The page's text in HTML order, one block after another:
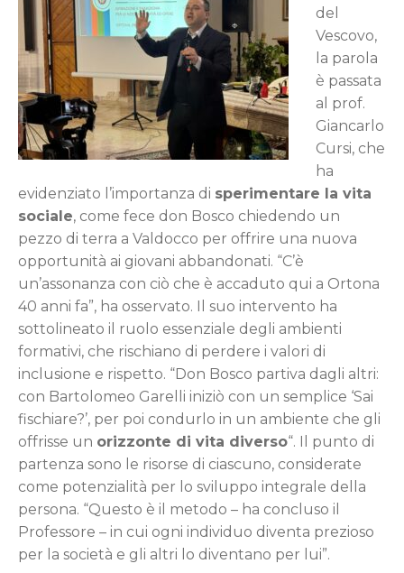
del
Vescovo,
la parola
è passata
al prof.
Giancarlo
Cursi, che
ha
evidenziato l’importanza di sperimentare la vita
sociale, come fece don Bosco chiedendo un
pezzo di terra a Valdocco per offrire una nuova
opportunità ai giovani abbandonati. “C’è
un’assonanza con ciò che è accaduto qui a Ortona
40 anni fa”, ha osservato. Il suo intervento ha
sottolineato il ruolo essenziale degli ambienti
formativi, che rischiano di perdere i valori di
inclusione e rispetto. “Don Bosco partiva dagli altri:
con Bartolomeo Garelli iniziò con un semplice ‘Sai
fischiare?’, per poi condurlo in un ambiente che gli
offrisse un orizzonte di vita diverso“. Il punto di
partenza sono le risorse di ciascuno, considerate
come potenzialità per lo sviluppo integrale della
persona. “Questo è il metodo – ha concluso il
Professore – in cui ogni individuo diventa prezioso
per la società e gli altri lo diventano per lui”.